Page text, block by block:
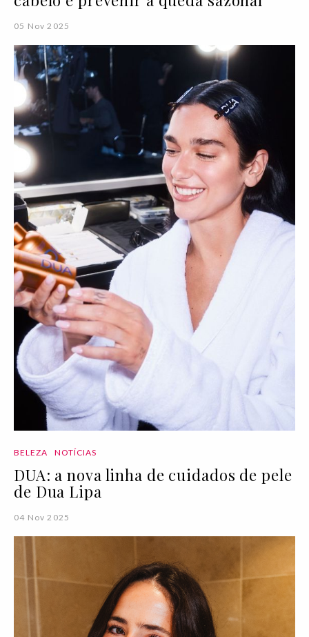
05 Nov 2025
BELEZA NOTÍCIAS
DUA: a nova linha de cuidados de pele
de Dua Lipa
04 Nov 2025